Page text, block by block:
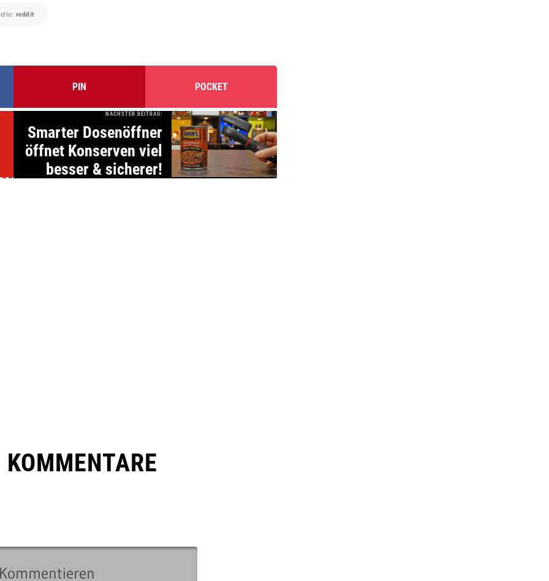
reddit
PIN POCKET
NÄCHSTER BEITRAG:
Smarter Dosenöffner
öffnet Konserven viel
besser & sicherer!